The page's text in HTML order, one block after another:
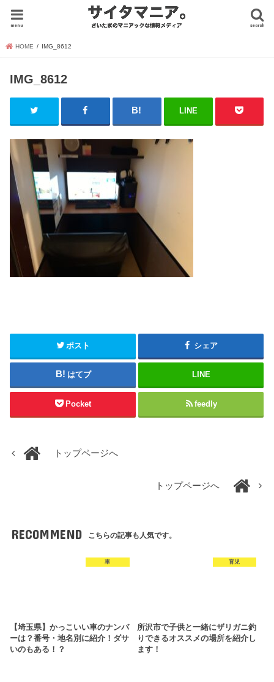
search
menu
HOME IMG_8612
IMG_8612
LINE
ポスト シェア
はてブ LINE
Pocket feedly
トップページへ
トップページへ
RECOMMEND こちらの記事も人気です。
車
【埼玉県】かっこいい車のナンバ
ーは？番号・地名別に紹介！ダサ
いのもある！？
育児
所沢市で子供と一緒にザリガニ釣
りできるオススメの場所を紹介し
ます！